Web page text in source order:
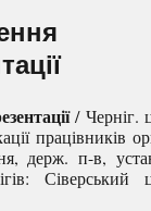
/ Черніг.
працівників
держ. п-в,
Сіверський